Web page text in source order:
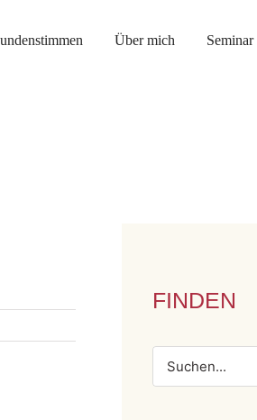
Über mich Seminar
FINDEN
Suche
nach: